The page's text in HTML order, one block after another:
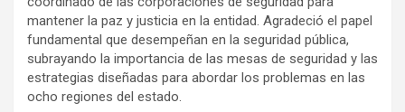
mantener la paz y justicia en la entidad. Agradeció el papel
fundamental que desempeñan en la seguridad pública,
subrayando la importancia de las mesas de seguridad y las
estrategias diseñadas para abordar los problemas en las
ocho regiones del estado.